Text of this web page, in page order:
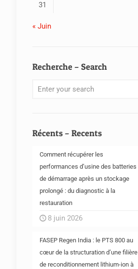
31
« Juin
Recherche – Search
Récents – Recents
Comment récupérer les
performances d’usine des batteries
de démarrage après un stockage
prolongé : du diagnostic à la
restauration
8 juin 2026
FASEP Regen India : le PTS 800 au
cœur de la structuration d’une filière
de reconditionnement lithium-ion à